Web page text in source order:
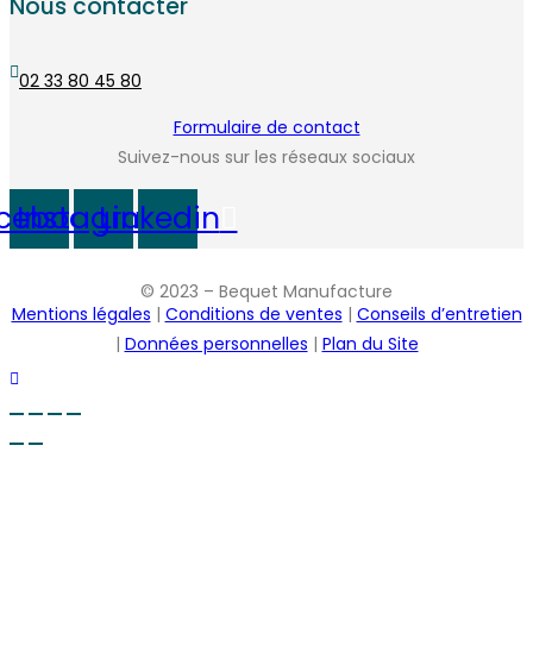
02 33 80 45 80
Formulaire de contact
Suivez-nous sur les réseaux sociaux
Instagram
Linkedin
© 2023 – Bequet Manufacture
Mentions légales | Conditions de ventes | Conseils d’entretien
| Données personnelles | Plan du Site